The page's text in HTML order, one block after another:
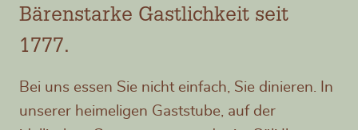
Bärenstarke Gastlichkeit seit
1777.
Bei uns essen Sie nicht einfach, Sie dinieren. In
unserer heimeligen Gaststube, auf der